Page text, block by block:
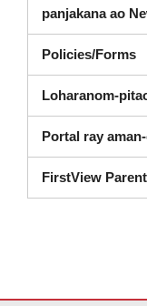
panjakana ao
Policies/Forms
Loharanom-
Portal ray
FirstView